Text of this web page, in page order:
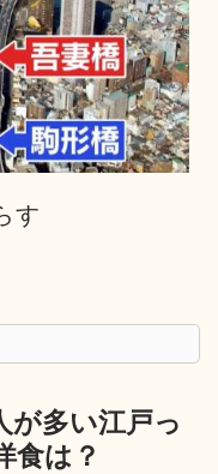
す
多い江戸っ
食は？